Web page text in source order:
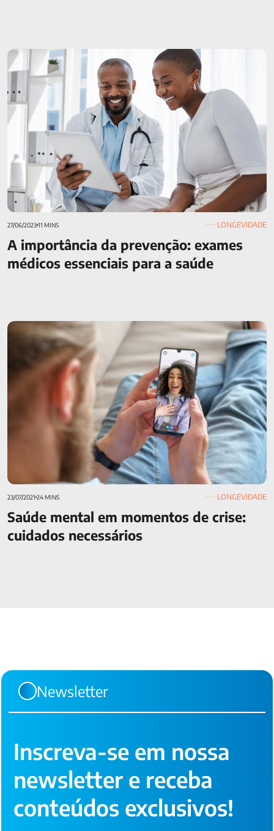
A importância da prevenção: exames médicos essenciais
para a saúde
27/06/202311 MINS LONGEVIDADE
A importância da prevenção: exames
médicos essenciais para a saúde
Saúde mental em momentos de crise: cuidados necessários
23/07/2021 24 MINS LONGEVIDADE
Saúde mental em momentos de crise:
cuidados necessários
Newsletter
Inscreva-se em nossa
newsletter e receba
conteúdos exclusivos!